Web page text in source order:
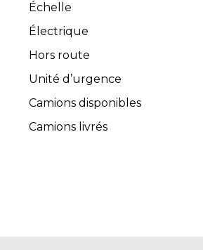
Échelle
Électrique
Hors route
Unité d’urgence
Camions disponibles
Camions livrés